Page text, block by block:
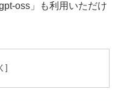
oss」も利用いただけ